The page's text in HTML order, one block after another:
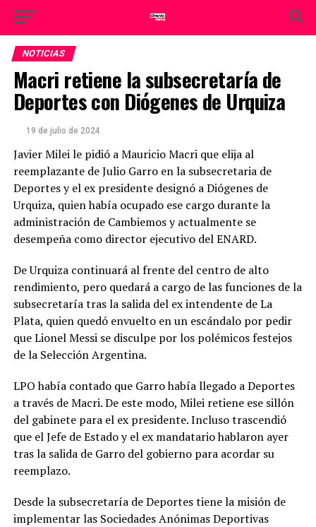
NOTICIAS
Macri retiene la subsecretaría de
Deportes con Diógenes de Urquiza
19 de julio de 2024
Javier Milei le pidió a Mauricio Macri que elija al
reemplazante de Julio Garro en la subsecretaria de
Deportes y el ex presidente designó a Diógenes de
Urquiza, quien había ocupado ese cargo durante la
administración de Cambiemos y actualmente se
desempeña como director ejecutivo del ENARD.
De Urquiza continuará al frente del centro de alto
rendimiento, pero quedará a cargo de las funciones de la
subsecretaría tras la salida del ex intendente de La
Plata, quien quedó envuelto en un escándalo por pedir
que Lionel Messi se disculpe por los polémicos festejos
de la Selección Argentina.
LPO había contado que Garro había llegado a Deportes
a través de Macri. De este modo, Milei retiene ese sillón
del gabinete para el ex presidente. Incluso trascendió
que el Jefe de Estado y el ex mandatario hablaron ayer
tras la salida de Garro del gobierno para acordar su
reemplazo.
Desde la subsecretaría de Deportes tiene la misión de
implementar las Sociedades Anónimas Deportivas